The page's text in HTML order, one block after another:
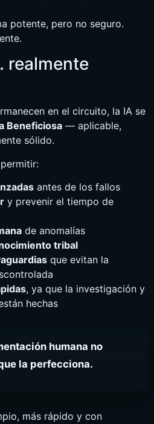
potente, pero no seguro.
realmente
en el circuito, la IA se
Beneficiosa — aplicable,
sólido.
antes de los fallos
y prevenir el tiempo de
de anomalías
tribal
que evitan la
, ya que la investigación y
hechas
humana no
la perfecciona.
más rápido y con